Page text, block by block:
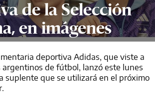
de la Selección
en imágenes
deportiva Adidas, que viste a
argentinos de fútbol, lanzó este lunes
suplente que se utilizará en el próximo